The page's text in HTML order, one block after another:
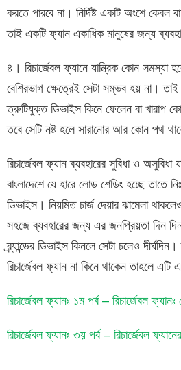
করতে পারবে না। নির্দিষ্ট একটি অংশে কেবল
তাই একটি ফ্যান একাধিক মানুষের জন্য
৪। রিচার্জেবল ফ্যানে যান্ত্রিক কোন সমস্যা
বেশিরভাগ ক্ষেত্রেই সেটা সম্ভব হয় না।
ত্রুটিযুক্ত ডিভাইস কিনে ফেলেন বা খারাপ
তবে সেটি নষ্ট হলে সারানোর আর কোন পথ
রিচার্জেবল ফ্যান ব্যবহারের সুবিধা ও অসুবিধা
বাংলাদেশে যে হারে লোড শেডিং হচ্ছে তাতে
ডিভাইস। নিয়মিত চার্জ দেয়ার ঝামেলা
সহজে ব্যবহারের জন্য এর জনপ্রিয়তা দিন
ব্র্যান্ডের ডিভাইস কিনলে সেটা চলেও
রিচার্জেবল ফ্যান না কিনে থাকেন তাহলে
রিচার্জেবল ফ্যানঃ ১ম পর্ব – রিচার্জেবল
রিচার্জেবল ফ্যানঃ ৩য় পর্ব – রিচার্জেবল